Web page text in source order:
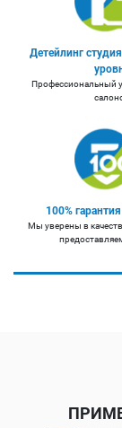
Детейлинг
Профессиональный
100%
Мы уверены в